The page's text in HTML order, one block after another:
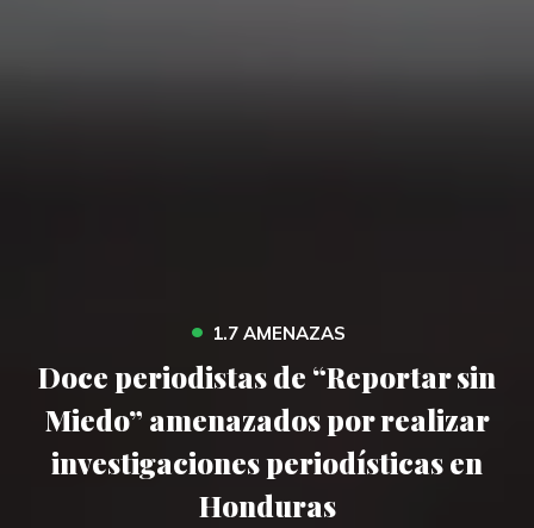
• 1.7 AMENAZAS
Doce periodistas de “Reportar sin
Miedo” amenazados por realizar
investigaciones periodísticas en
Honduras